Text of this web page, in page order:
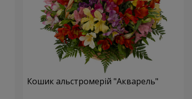
Кошик альстромерій "Акварель"